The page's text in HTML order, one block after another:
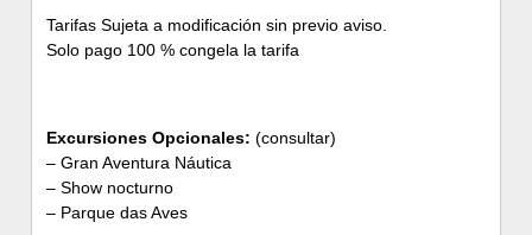
Tarifas Sujeta a modificación sin previo aviso.
Solo pago 100 % congela la tarifa
Excursiones Opcionales: (consultar)
– Gran Aventura Náutica
– Show nocturno
– Parque das Aves